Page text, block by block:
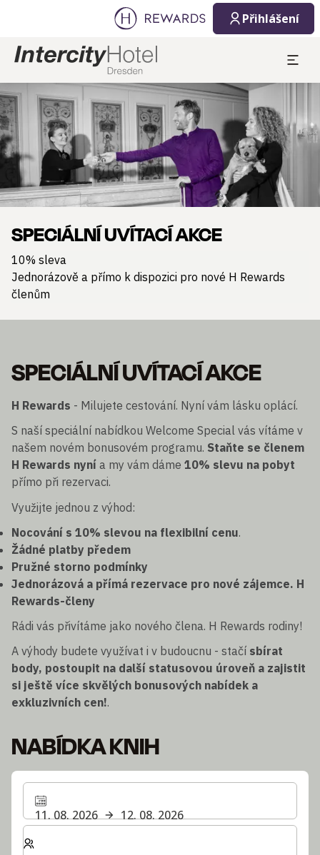
Přihlášení
Sklíčko 1 z 1
SPECIÁLNÍ UVÍTACÍ AKCE
10% sleva
Jednorázově a přímo k dispozici pro nové H Rewards
členům
SPECIÁLNÍ UVÍTACÍ AKCE
H Rewards - Milujete cestování. Nyní vám lásku oplácí.
S naší speciální nabídkou Welcome Special vás vítáme v
našem novém bonusovém programu. Staňte se členem
H Rewards nyní a my vám dáme 10% slevu na pobyt
přímo při rezervaci.
Využijte jednou z výhod:
Nocování s 10% slevou na flexibilní cenu.
Žádné platby předem
Pružné storno podmínky
Jednorázová a přímá rezervace pro nové zájemce. H
Rewards-členy
Rádi vás přivítáme jako nového člena. H Rewards rodiny!
A výhody budete využívat i v budoucnu - stačí sbírat
body, postoupit na další statusovou úroveň a zajistit
si ještě více skvělých bonusových nabídek a
exkluzivních cen!.
NABÍDKA KNIH
11. 08. 2026
12. 08. 2026
Zvolte počet pokojů a hostů pro svůj pobyt